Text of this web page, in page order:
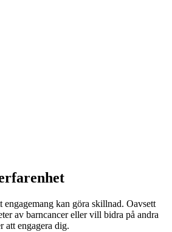
engagemang kan göra skillnad. Oavsett
av barncancer eller vill bidra på andra
att engagera dig.